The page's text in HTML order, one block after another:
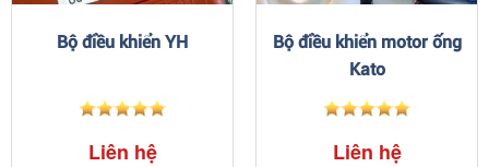
Bộ điều khiển YH
Liên hệ
Bộ điều khiển motor ống
Kato
Liên hệ